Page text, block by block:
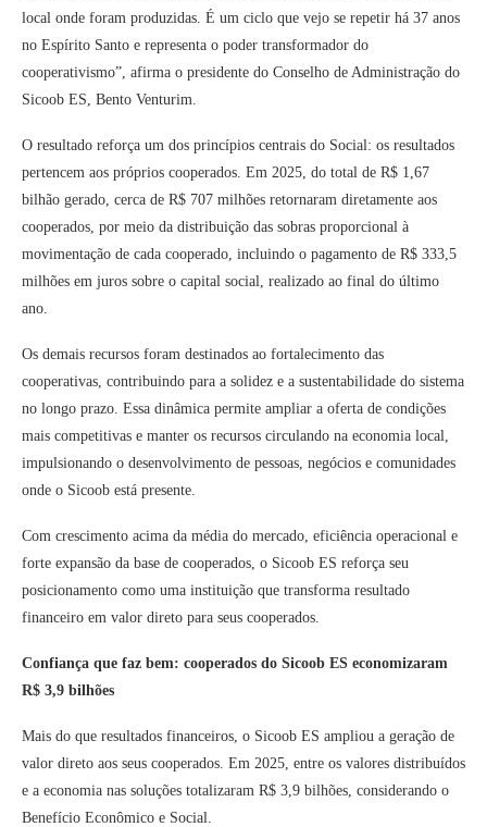
local onde foram produzidas. É um ciclo que vejo se repetir há 37 anos
no Espírito Santo e representa o poder transformador do
cooperativismo”, afirma o presidente do Conselho de Administração do
Sicoob ES, Bento Venturim.
O resultado reforça um dos princípios centrais do Social: os resultados
pertencem aos próprios cooperados. Em 2025, do total de R$ 1,67
bilhão gerado, cerca de R$ 707 milhões retornaram diretamente aos
cooperados, por meio da distribuição das sobras proporcional à
movimentação de cada cooperado, incluindo o pagamento de R$ 333,5
milhões em juros sobre o capital social, realizado ao final do último
ano.
Os demais recursos foram destinados ao fortalecimento das
cooperativas, contribuindo para a solidez e a sustentabilidade do sistema
no longo prazo. Essa dinâmica permite ampliar a oferta de condições
mais competitivas e manter os recursos circulando na economia local,
impulsionando o desenvolvimento de pessoas, negócios e comunidades
onde o Sicoob está presente.
Com crescimento acima da média do mercado, eficiência operacional e
forte expansão da base de cooperados, o Sicoob ES reforça seu
posicionamento como uma instituição que transforma resultado
financeiro em valor direto para seus cooperados.
Confiança que faz bem: cooperados do Sicoob ES economizaram
R$ 3,9 bilhões
Mais do que resultados financeiros, o Sicoob ES ampliou a geração de
valor direto aos seus cooperados. Em 2025, entre os valores distribuídos
e a economia nas soluções totalizaram R$ 3,9 bilhões, considerando o
Benefício Econômico e Social.